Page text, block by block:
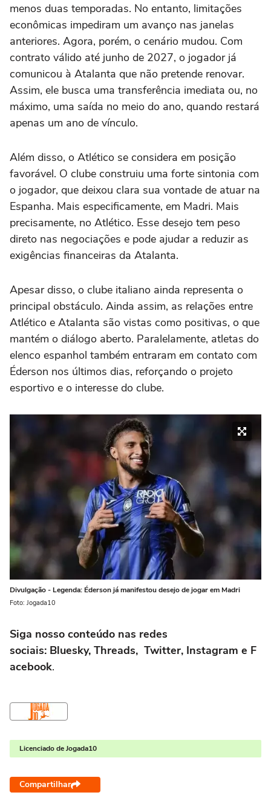
menos duas temporadas. No entanto, limitações
econômicas impediram um avanço nas janelas
anteriores. Agora, porém, o cenário mudou. Com
contrato válido até junho de 2027, o jogador já
comunicou à Atalanta que não pretende renovar.
Assim, ele busca uma transferência imediata ou, no
máximo, uma saída no meio do ano, quando restará
apenas um ano de vínculo.
Além disso, o Atlético se considera em posição
favorável. O clube construiu uma forte sintonia com
o jogador, que deixou clara sua vontade de atuar na
Espanha. Mais especificamente, em Madri. Mais
precisamente, no Atlético. Esse desejo tem peso
direto nas negociações e pode ajudar a reduzir as
exigências financeiras da Atalanta.
Apesar disso, o clube italiano ainda representa o
principal obstáculo. Ainda assim, as relações entre
Atlético e Atalanta são vistas como positivas, o que
mantém o diálogo aberto. Paralelamente, atletas do
elenco espanhol também entraram em contato com
Éderson nos últimos dias, reforçando o projeto
esportivo e o interesse do clube.
Divulgação - Legenda: Éderson já manifestou desejo de jogar em Madri
Foto: Jogada10
Siga nosso conteúdo nas redes
sociais: Bluesky, Threads, Twitter, Instagram e F
acebook.
Licenciado de Jogada10
Compartilhar